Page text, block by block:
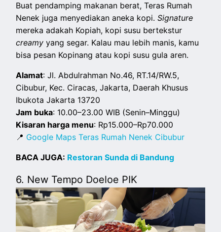
Buat pendamping makanan berat, Teras Rumah
Nenek juga menyediakan aneka kopi.Signature
mereka adakah Kopiah, kopi susu bertekstur
creamyyang segar. Kalau mau lebih manis, kamu
bisa pesan Kopinang atau kopi susu gula aren.
Alamat: Jl. Abdulrahman No.46, RT.14/RW.5,
Cibubur, Kec. Ciracas, Jakarta, Daerah Khusus
Ibukota Jakarta 13720
Jam buka: 10.00–23.00 WIB (Senin–Minggu)
Kisaran harga menu: Rp15.000–Rp70.000
📍 Google Maps Teras Rumah Nenek Cibubur
BACA JUGA: Restoran Sunda di Bandung
6. New Tempo Doeloe PIK